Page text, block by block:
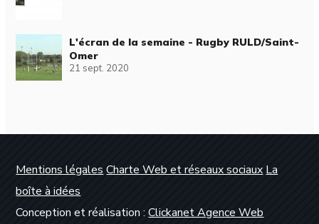
L'écran de la semaine - Rugby RULD/Saint-
Omer
21 sept. 2020
Mentions légales Charte Web et réseaux sociaux La
boîte à idées
Conception et réalisation :Clickanet Agence Web